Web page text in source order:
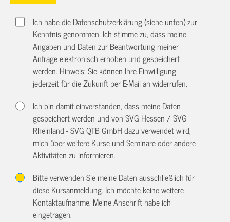
Ich habe die Datenschutzerklärung (siehe unten) zur
Kenntnis genommen. Ich stimme zu, dass meine
Angaben und Daten zur Beantwortung meiner
Anfrage elektronisch erhoben und gespeichert
werden. Hinweis: Sie können Ihre Einwilligung
jederzeit für die Zukunft per E-Mail anwiderrufen.
Ich bin damit einverstanden, dass meine Daten
gespeichert werden und von SVG Hessen / SVG
Rheinland - SVG QTB GmbH dazu verwendet wird,
mich über weitere Kurse und Seminare oder andere
Aktivitäten zu informieren.
Bitte verwenden Sie meine Daten ausschließlich für
diese Kursanmeldung. Ich möchte keine weitere
Kontaktaufnahme. Meine Anschrift habe ich
eingetragen.